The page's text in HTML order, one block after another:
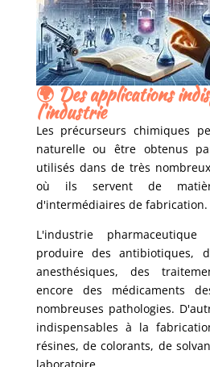
🌍 Des applications
l'industrie
Les précurseurs chimiques
naturelle ou être obtenus
utilisés dans de très
où ils servent de
d'intermédiaires de fabrication.
L'industrie
produire des antibiotiques,
anesthésiques, des
encore des médicaments
nombreuses pathologies.
indispensables à la
résines, de colorants, de